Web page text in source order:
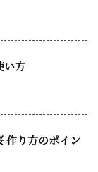
い方
作り方のポイン